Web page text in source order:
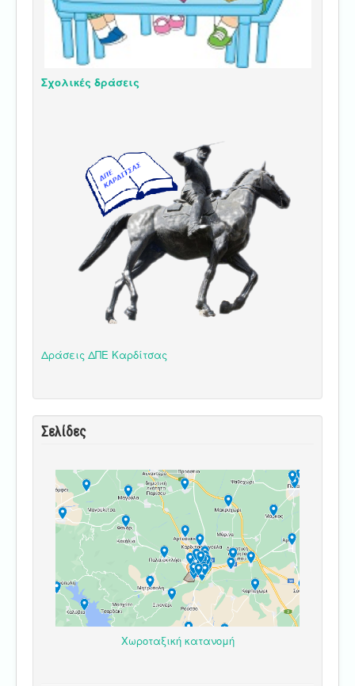
Σχολικές δράσεις
Δράσεις ΔΠΕ Καρδίτσας
Σελίδες
Χωροταξική κατανομή